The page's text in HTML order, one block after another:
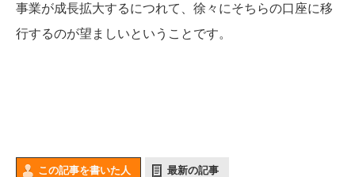
事業が成長拡大するにつれて、徐々にそちらの口座に移
行するのが望ましいということです。
この記事を書いた人 最新の記事